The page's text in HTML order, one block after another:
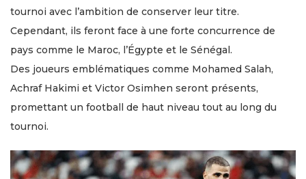
tournoi avec l’ambition de conserver leur titre.
Cependant, ils feront face à une forte concurrence de
pays comme le Maroc, l’Égypte et le Sénégal.
Des joueurs emblématiques comme Mohamed Salah,
Achraf Hakimi et Victor Osimhen seront présents,
promettant un football de haut niveau tout au long du
tournoi.